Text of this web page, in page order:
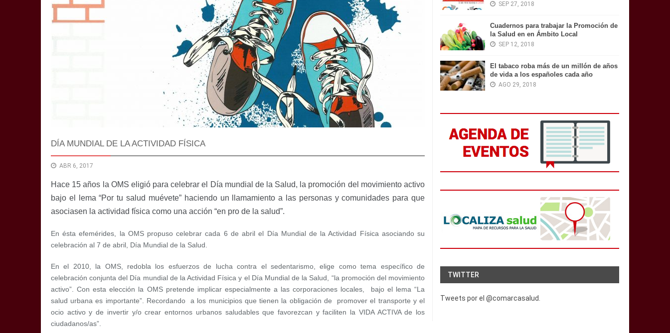
DÍA MUNDIAL DE LA ACTIVIDAD FÍSICA
ABR 6, 2017
Hace 15 años la OMS eligió para celebrar el Día mundial de la Salud, la promoción del movimiento activo
bajo el lema “Por tu salud muévete” haciendo un llamamiento a las personas y comunidades para que
asociasen la actividad física como una acción “en pro de la salud”.
En ésta efemérides, la OMS propuso celebrar cada 6 de abril el Día Mundial de la Actividad Física asociando su
celebración al 7 de abril, Día Mundial de la Salud.
En el 2010, la OMS, redobla los esfuerzos de lucha contra el sedentarismo, elige como tema específico de
celebración conjunta del Día mundial de la Actividad Física y el Día Mundial de la Salud, “la promoción del movimiento
activo”. Con esta elección la OMS pretende implicar especialmente a las corporaciones locales, bajo el lema “La
salud urbana es importante”. Recordando a los municipios que tienen la obligación de promover el transporte y el
ocio activo y de invertir y/o crear entornos urbanos saludables que favorezcan y faciliten la VIDA ACTIVA de los
ciudadanos/as”.
SEP 27, 2018
Cuadernos para trabajar la Promoción de
la Salud en en Ámbito Local
SEP 12, 2018
El tabaco roba más de un millón de años
de vida a los españoles cada año
AGO 29, 2018
TWITTER
Tweets por el @comarcasalud.